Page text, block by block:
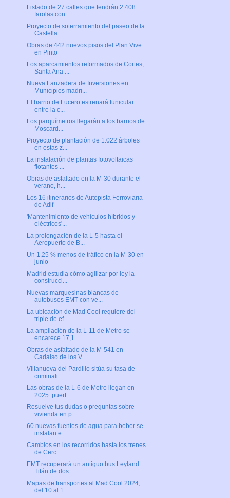
Listado de 27 calles que tendrán 2.408
farolas con...
Proyecto de soterramiento del paseo de la
Castella...
Obras de 442 nuevos pisos del Plan Vive
en Pinto
Los aparcamientos reformados de Cortes,
Santa Ana ...
Nueva Lanzadera de Inversiones en
Municipios madri...
El barrio de Lucero estrenará funicular
entre la c...
Los parquímetros llegarán a los barrios de
Moscard...
Proyecto de plantación de 1.022 árboles
en estas z...
La instalación de plantas fotovoltaicas
flotantes ...
Obras de asfaltado en la M-30 durante el
verano, h...
Los 16 itinerarios de Autopista Ferroviaria
de Adif
'Mantenimiento de vehículos híbridos y
eléctricos'...
La prolongación de la L-5 hasta el
Aeropuerto de B...
Un 1,25 % menos de tráfico en la M-30 en
junio
Madrid estudia cómo agilizar por ley la
construcci...
Nuevas marquesinas blancas de
autobuses EMT con ve...
La ubicación de Mad Cool requiere del
triple de ef...
La ampliación de la L-11 de Metro se
encarece 17,1...
Obras de asfaltado de la M-541 en
Cadalso de los V...
Villanueva del Pardillo sitúa su tasa de
criminali...
Las obras de la L-6 de Metro llegan en
2025: puert...
Resuelve tus dudas o preguntas sobre
vivienda en p...
60 nuevas fuentes de agua para beber se
instalan e...
Cambios en los recorridos hasta los trenes
de Cerc...
EMT recuperará un antiguo bus Leyland
Titán de dos...
Mapas de transportes al Mad Cool 2024,
del 10 al 1...